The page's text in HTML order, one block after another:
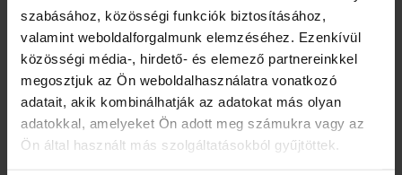
szabásához, közösségi funkciók biztosításához,
valamint weboldalforgalmunk elemzéséhez. Ezenkívül
közösségi média-, hirdető- és elemező partnereinkkel
megosztjuk az Ön weboldalhasználatra vonatkozó
adatait, akik kombinálhatják az adatokat más olyan
adatokkal, amelyeket Ön adott meg számukra vagy az
Ön által használt más szolgáltatásokból gyűjtöttek.
Hugo Boss No.6 Bottled Eau de Toilette -
Teszter
Eau de Toilette - teszter - Férfi
14900 Ft
Hugo Boss Bottled Eau de Toilette